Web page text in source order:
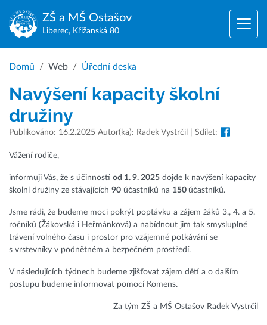
ZŠ a MŠ Ostašov
Liberec, Křižanská 80
Domů Web Úřední deska
Navýšení kapacity školní
družiny
Publikováno: 16.2.2025 Autor(ka): Radek Vystrčil | Sdílet:
Vážení rodiče,
informuji Vás, že s účinností od 1. 9. 2025 dojde k navýšení kapacity
školní družiny ze stávajících 90 účastníků na 150 účastníků.
Jsme rádi, že budeme moci pokrýt poptávku a zájem žáků 3., 4. a 5.
ročníků (Žákovská i Heřmánková) a nabídnout jim tak smysluplné
trávení volného času i prostor pro vzájemné potkávání se
s vrstevníky v podnětném a bezpečném prostředí.
V následujících týdnech budeme zjišťovat zájem dětí a o dalším
postupu budeme informovat pomocí Komens.
Za tým ZŠ a MŠ Ostašov Radek Vystrčil